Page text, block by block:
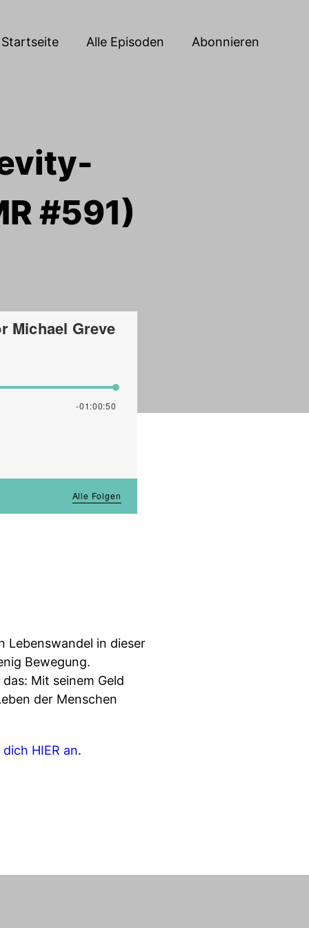
Startseite Alle Episoden Abonnieren
#591)
Lebenswandel in dieser
Bewegung.
Mit seinem Geld
der Menschen
dich HIER an.